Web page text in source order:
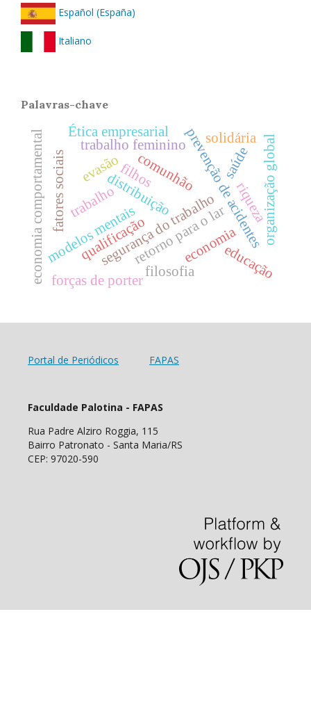
Español (España)
Italiano
Palavras-chave
trabalho
comunhão
segurança do trabalhoprevenção de acidentes
trabalho feminino
retorno para o lar
filhos
economia
solidária
fatores sociais riqueza
distribuição
modelos mentais
economia comportamental saúde
filosofia educação
qualificação organização global
Ética empresarial
evasão
forças de porter
Portal de Periódicos FAPAS
Faculdade Palotina - FAPAS
Rua Padre Alziro Roggia, 115
Bairro Patronato - Santa Maria/RS
CEP: 97020-590